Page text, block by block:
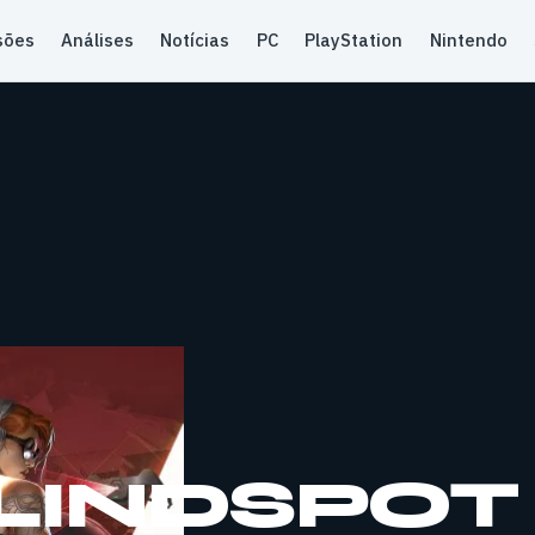
Análises Notícias PC PlayStation Nintendo